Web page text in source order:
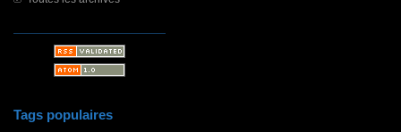
Tags populaires